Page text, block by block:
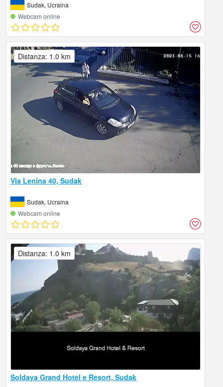
Sudak, Ucraina
Webcam online
Via Lenina 40, Sudak
Sudak, Ucraina
Webcam online
Distanza: 1.0 km
Soldaya Grand Hotel e Resort, Sudak
Distanza: 1.0 km